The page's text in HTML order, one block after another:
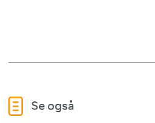
Se også